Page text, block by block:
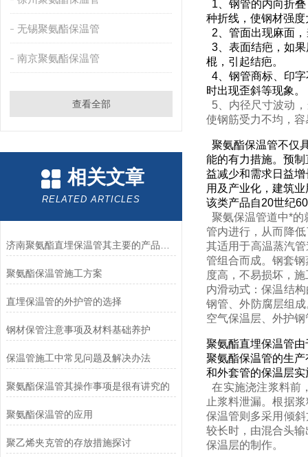
无锡聚氨酯保温管
南京聚氨酯保温管
查看全部
相关文章
RELATED ARTICLES
聚氨酯保温管施工方案
直埋保温管的外护管的选择
钢材保管注意事项及材料基础养护
保温管施工中常见问题及解决办法
聚氨酯保温管其操作事项是很有讲究的
聚氨酯保温管的应用
聚乙烯夹克管的存放措施探讨
1、钢管的内向折
种折线，使钢材
2、管面出现麻面
3、表面结疤，如
棍，引起结疤。
4、钢管商标、印
时出现歪斜等现象。
5、内径尺寸波动
使钢筋受力不均，容
聚氨酯保温管不仅
能的有力措施。预
益减少和需求日益
用及产业化，建筑
该类产品自20世纪
聚氨保温管道中*
管内进行，从而降
其适用于高温蒸汽
管组合而成。钢套
度高，不易损坏，
内滑动式：保温结
钢管、外防腐层组
空气保温层、外护
聚氨酯直埋保温管
聚氨酯保温管的生
和外套管的保温层
在实施浇注浆料前
止浆料泄漏。根据
保温管则多采用倾
较长时，由混合头
保温层的制作。